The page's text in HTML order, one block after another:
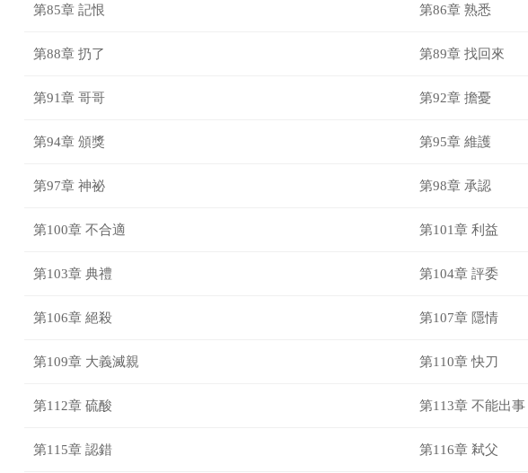
第85章 記恨 第86章 熟悉
第88章 扔了 第89章 找回來
第91章 哥哥 第92章 擔憂
第94章 頒獎 第95章 維護
第97章 神祕 第98章 承認
第100章 不合適 第101章 利益
第103章 典禮 第104章 評委
第106章 絕殺 第107章 隱情
第109章 大義滅親 第110章 快刀
第112章 硫酸 第113章 不能出事
第115章 認錯 第116章 弒父